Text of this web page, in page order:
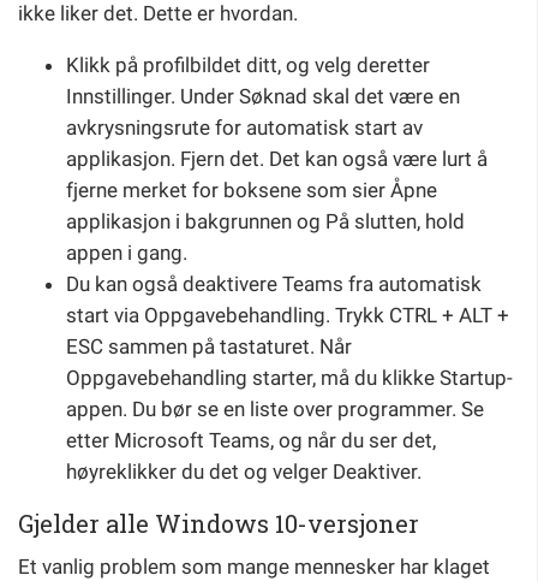
ikke liker det. Dette er hvordan.
Klikk på profilbildet ditt, og velg deretter
Innstillinger. Under Søknad skal det være en
avkrysningsrute for automatisk start av
applikasjon. Fjern det. Det kan også være lurt å
fjerne merket for boksene som sier Åpne
applikasjon i bakgrunnen og På slutten, hold
appen i gang.
Du kan også deaktivere Teams fra automatisk
start via Oppgavebehandling. Trykk CTRL + ALT +
ESC sammen på tastaturet. Når
Oppgavebehandling starter, må du klikke Startup-
appen. Du bør se en liste over programmer. Se
etter Microsoft Teams, og når du ser det,
høyreklikker du det og velger Deaktiver.
Gjelder alle Windows 10-versjoner
Et vanlig problem som mange mennesker har klaget